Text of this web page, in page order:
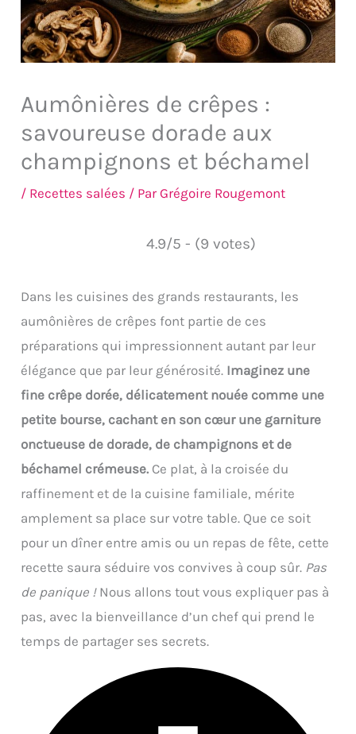
Aumônières de crêpes :
savoureuse dorade aux
champignons et béchamel
/ Recettes salées / ParGrégoire Rougemont
4.9/5 - (9 votes)
Dans les cuisines des grands restaurants, les
aumônières de crêpes font partie de ces
préparations qui impressionnent autant par leur
élégance que par leur générosité. Imaginez une
fine crêpe dorée, délicatement nouée comme une
petite bourse, cachant en son cœur une garniture
onctueuse de dorade, de champignons et de
béchamel crémeuse. Ce plat, à la croisée du
raffinement et de la cuisine familiale, mérite
amplement sa place sur votre table. Que ce soit
pour un dîner entre amis ou un repas de fête, cette
recette saura séduire vos convives à coup sûr. Pas
de panique !Nous allons tout vous expliquer pas à
pas, avec la bienveillance d’un chef qui prend le
temps de partager ses secrets.